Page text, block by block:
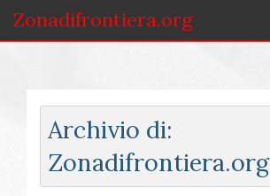
Zonadifrontiera.org
Selezione per Autore
Accedi
Archivio di:
Zonadifrontiera.org